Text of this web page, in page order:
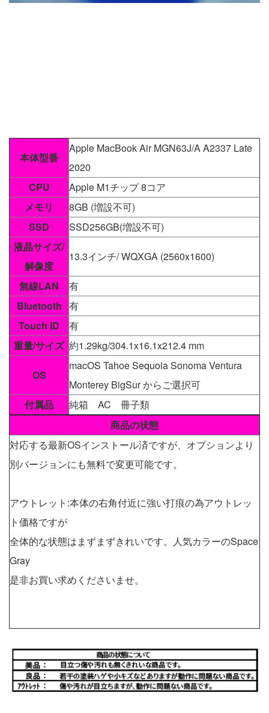
本体型番
Apple MacBook Air MGN63J/A A2337 Late
2020
CPU
Apple M1チップ 8コア
メモリ
8GB (増設不可)
SSD
SSD256GB(増設不可)
液晶サイズ/
解像度
13.3インチ/ WQXGA (2560x1600)
無線LAN
有
Bluetooth 有
Touch ID
有
重量/サイズ 約1.29kg/304.1x16.1x212.4 mm
OS
macOS Tahoe Sequoia Sonoma Ventura
Monterey BigSur からご選択可
付属品
純箱 AC 冊子類
商品の状態
対応する最新OSインストール済ですが、オプションより
別バージョンにも無料で変更可能です。
アウトレット:本体の右角付近に強い打痕の為アウトレッ
ト価格ですが
全体的な状態はまずまずきれいです。人気カラーのSpace
Gray
是非お買い求めくださいませ。